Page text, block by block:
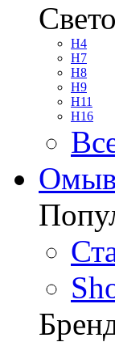
H4
H7
H8
H9
H11
H16